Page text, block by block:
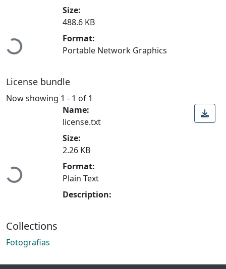
Loading...
Size:
488.6 KB
Format:
Portable Network Graphics
License bundle
Now showing 1 - 1 of 1
Loading...
Name:
license.txt
Size:
2.26 KB
Format:
Plain Text
Description:
Collections
Fotografias